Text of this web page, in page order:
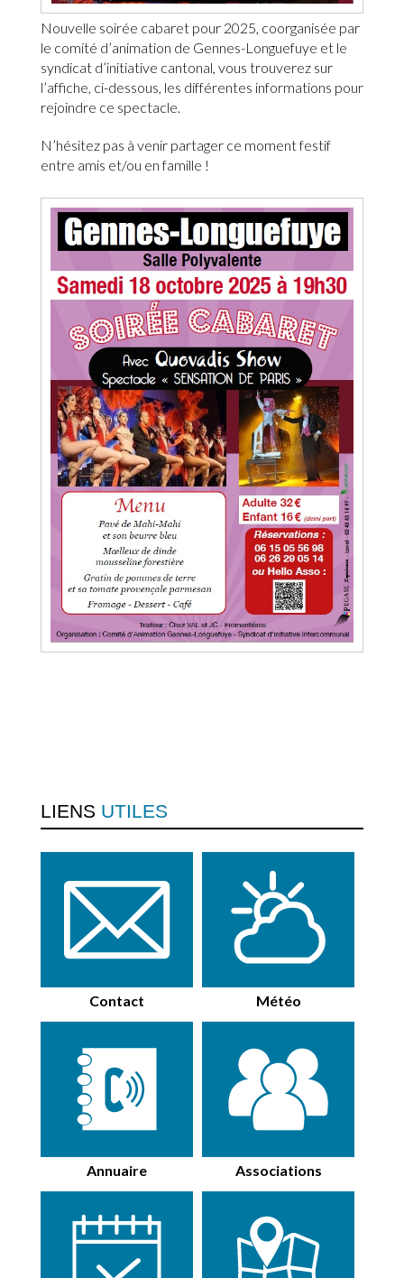
Nouvelle soirée cabaret pour 2025, coorganisée par
le comité d’animation de Gennes-Longuefuye et le
syndicat d’initiative cantonal, vous trouverez sur
l’affiche, ci-dessous, les différentes informations pour
rejoindre ce spectacle.
N’hésitez pas à venir partager ce moment festif
entre amis et/ou en famille !
LIENS UTILES
Contact Météo
Annuaire Associations